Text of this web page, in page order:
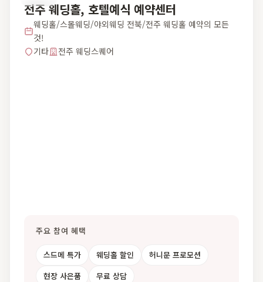
전주 웨딩홀, 호텔예식 예약센터
웨딩홀/스몰웨딩/야외웨딩 전북/전주 웨딩홀 예약의 모든
것!
기타
전주 웨딩스퀘어
주요 참여 혜택
스드메 특가 웨딩홀 할인
허니문 프로모션
현장 사은품
무료 상담